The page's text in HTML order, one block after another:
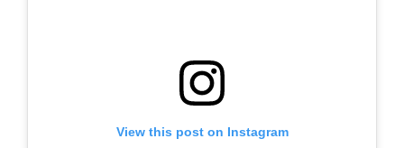
View this post on Instagram